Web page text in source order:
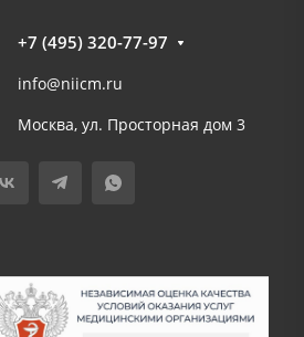
+7 (495) 320-77-97
info@niicm.ru
Москва, ул. Просторная дом 3